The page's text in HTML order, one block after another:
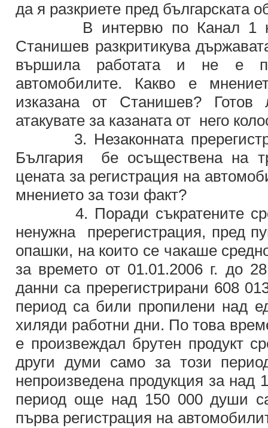
да я разкриете пред българската
В интервю по Канал 1 на
Станишев разкритикува
вършила работата и не е
автомобилите. Какво е
изказана от Станишев?
атакувате за казаната от него
3. Незаконната
България бе осъществена на
цената за регистрация на
мнението за този факт?
4. Поради съкратените
ненужна пререгистрация, пред
опашки, на които се чакаше
за времето от 01.01.2006 г. до
данни са пререгистрирани 608
период са били пропилени над
хиляди работни дни. По това
е произвеждал брутен продукт
други думи само за този
непроизведена продукция за
период още над 150 000 души
първа регистрация на